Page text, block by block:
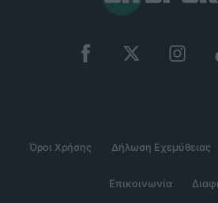
Όροι Χρήσης Δήλωση Εχεμύθειας
Επικοινωνία